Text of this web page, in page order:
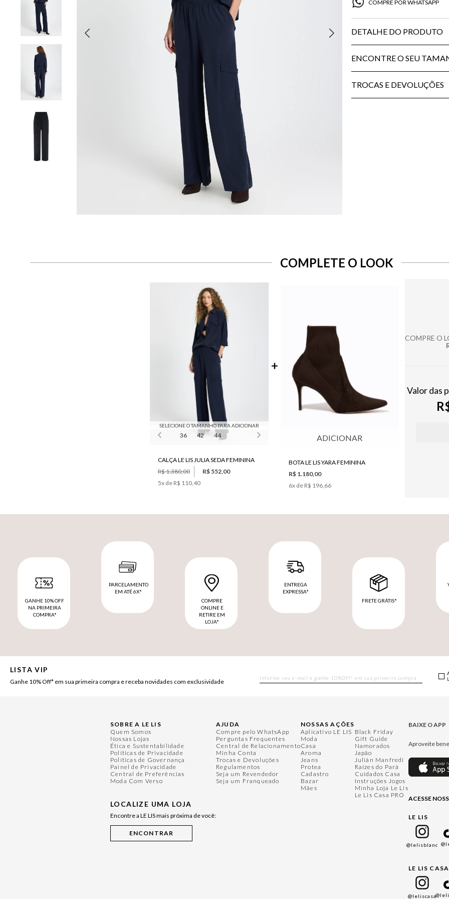
COMPRE POR WHATSAPP
DETALHE DO PRODUTO
ENCONTRE O SEU
TROCAS E DEVOLUÇÕES
COMPLETE O LOOK
SELECIONE O TAMANHO PARA ADICIONAR
36 42 44
CALÇA LE LIS JULIA SEDA FEMININA
R$ 1.380,00
R$ 552,00
5x de R$ 110,40
ADICIONAR
BOTA LE LIS YARA FEMININA
R$ 1.180,00
6x de R$ 196,66
COMPRE O
Valor das
GANHE 10% OFF
NA PRIMEIRA
COMPRA*
PARCELAMENTO
EM ATÉ 6X*
COMPRE
ONLINE E
RETIRE EM
LOJA*
ENTREGA
EXPRESSA*
FRETE GRÁTIS*
LISTA VIP
Ganhe 10% Off* em sua primeira compra e receba novidades com exclusividade
SOBRE A LE LIS
Quem Somos
Nossas Lojas
Ética e Sustentabilidade
Políticas de Privacidade
Políticas de Governança
Painel de Privacidade
Central de Preferências
Moda Com Verso
LOCALIZE UMA LOJA
Encontre a LE LIS mais próxima de você:
AJUDA
Compre pelo WhatsApp
Perguntas Frequentes
Central de Relacionamento
Minha Conta
Trocas e Devoluções
Regulamentos
Seja um Revendedor
Seja um Franqueado
NOSSAS AÇÕES
Aplicativo LE LIS
Moda
Casa
Aroma
Jeans
Protea
Cadastro
Bazar
Mães
Black Friday
Gift Guide
Namorados
Japão
Julián Manfredi
Raízes do Pará
Cuidados Casa
Instruções Jogos
Minha Loja Le Lis
Le Lis Casa PRO
BAIXE O APP
Aproveite
ACESSE
LE LIS
@lelisblanc
LE LIS CASA
@leliscasa